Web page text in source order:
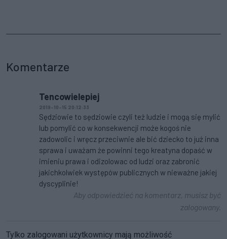
Komentarze
Tencowielepiej
2019-10-15 20:12:33
Sędziowie to sędziowie czyli też ludzie i mogą się mylić
lub pomylić co w konsekwencji może kogoś nie
zadowolic i wręcz przeciwnie ale bić dziecko to już inna
sprawa i uważam że powinni tego kreatyna dopaść w
imieniu prawa i odizolowac od ludzi oraz zabronić
jakichkolwiek występów publicznych w nieważne jakiej
dyscyplinie!
Aby odpowiedzieć na komentarz, musisz być
zalogowany.
Tylko zalogowani użytkownicy mają możliwość